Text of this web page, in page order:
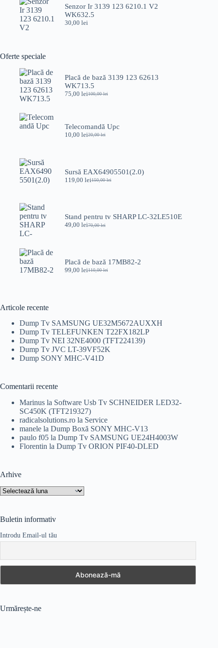
fost:
75,00 lei.
49,00 lei.
Senzor Ir 3139 123 6210.1 V2
WK632.5
30,00 lei
Oferte speciale
Placă de bază 3139 123 62613
WK713.5
100,00lei
Prețul
100,00 lei.
75,00 leiPrețul
Telecomandă Upc
20,00lei
Prețul
20,00 lei.
10,00 leiPrețul
Sursă EAX64905501(2.0)
150,00lei
Prețul
150,00 lei.
119,00 leiPrețul
Stand pentru tv SHARP LC-32LE510E
70,00lei
Prețul
70,00 lei.
49,00 leiPrețul
Placă de bază 17MB82-2
110,00lei
Prețul
99,00 leiPrețul
Articole recente
Dump Tv SAMSUNG UE32M5672AUXXH
Dump Tv TELEFUNKEN T22FX182LP
Dump Tv NEI 32NE4000 (TFT224139)
Dump Tv JVC LT-39VF52K
Dump SONY MHC-V41D
Comentarii recente
Marinus la Software Usb Tv SCHNEIDER LED32-
SC450K (TFT219327)
radicalsolutions.ro la Service
manele la Dump Boxă SONY MHC-V13
paulo f05 la Dump Tv SAMSUNG UE24H4003W
Florentin la Dump Tv ORION PIF40-DLED
Arhive
Arhive
Buletin informativ
Introdu Email-ul tău
Urmărește-ne